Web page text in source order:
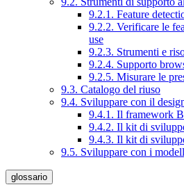
9.2.1. Feature
9.2.2. Verificare le
use
9.2.3. Strumenti e
9.2.4. Supporto
9.2.5. Misurare le
9.3. Catalogo del riuso
9.4. Sviluppare con il
9.4.1. Il framework
9.4.2. Il kit di
9.4.3. Il kit di
9.5. Sviluppare con i
glossario